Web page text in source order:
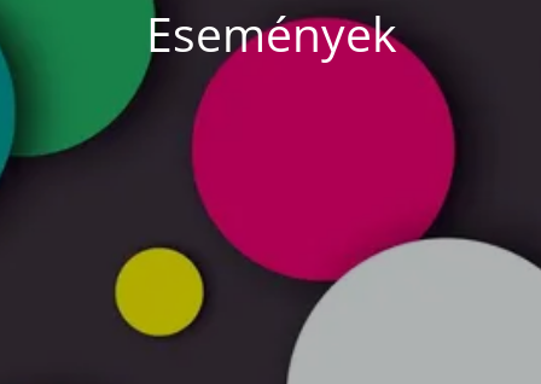
Események